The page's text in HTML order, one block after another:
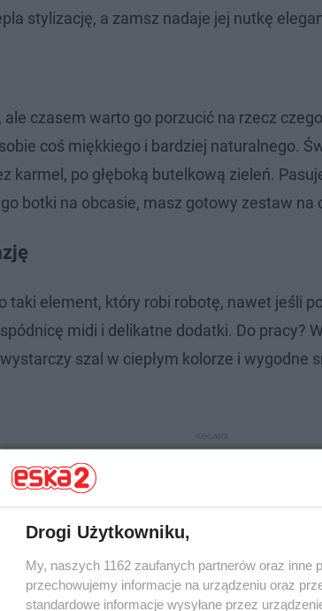
stylizację, a zamsz nadaje jej nutkę
czasem warto go porzucić na rzecz
coś miękkiego i bardziej naturalnego.
karmel, po głęboką butelkową zieleń.
botki na obcasie, masz gotowy zestaw na
taki element, który robi robotę, nawet jeśli
midi i delikatne dodatki. Do pracy?
szal w ciepłym kolorze i wygodne
Drogi Użytkowniku,
My, naszych 1162 zaufanych partnerów oraz
przechowujemy informacje na urządzeniu oraz
standardowe informacje wysyłane przez